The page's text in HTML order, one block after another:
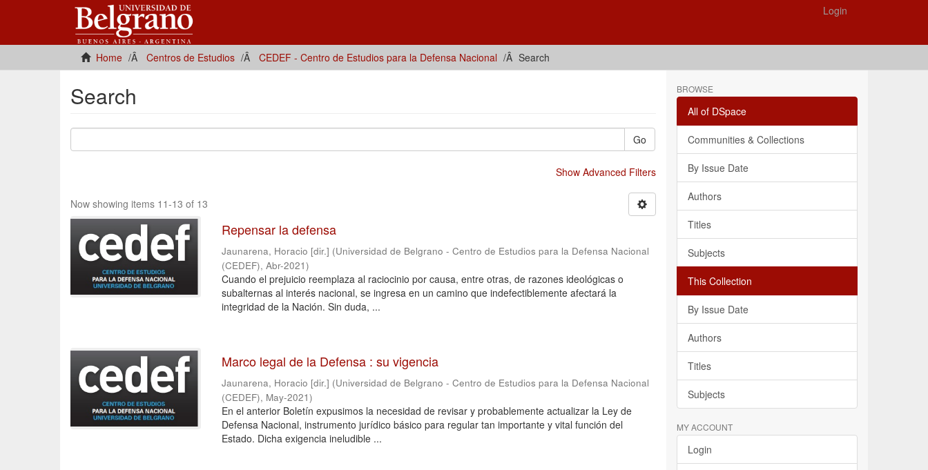
Login
Home Centros de Estudios CEDEF - Centro de Estudios para la Defensa Nacional Search
Search
Go
Show Advanced Filters
Now showing items 11-13 of 13
Repensar la defensa
Jaunarena, Horacio [dir.] (Universidad de Belgrano - Centro de Estudios para la Defensa Nacional
(CEDEF),Abr-2021)
Cuando el prejuicio reemplaza al raciocinio por causa, entre otras, de razones ideológicas o
subalternas al interés nacional, se ingresa en un camino que indefectiblemente afectará la
integridad de la Nación. Sin duda, ...
Marco legal de la Defensa : su vigencia
Jaunarena, Horacio [dir.] (Universidad de Belgrano - Centro de Estudios para la Defensa Nacional
(CEDEF), May-2021)
En el anterior Boletín expusimos la necesidad de revisar y probablemente actualizar la Ley de
Defensa Nacional, instrumento jurídico básico para regular tan importante y vital función del
Estado. Dicha exigencia ineludible ...
BROWSE
All of DSpace
Communities & Collections
By Issue Date
Authors
Titles
Subjects
This Collection
By Issue Date
Authors
Titles
Subjects
MY ACCOUNT
Login